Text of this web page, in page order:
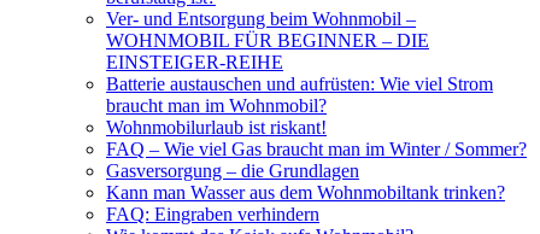
Ver- und Entsorgung beim Wohnmobil –
WOHNMOBIL FÜR BEGINNER – DIE
EINSTEIGER-REIHE
Batterie austauschen und aufrüsten: Wie viel Strom
braucht man im Wohnmobil?
Wohnmobilurlaub ist riskant!
FAQ – Wie viel Gas braucht man im Winter / Sommer?
Gasversorgung – die Grundlagen
Kann man Wasser aus dem Wohnmobiltank trinken?
FAQ: Eingraben verhindern